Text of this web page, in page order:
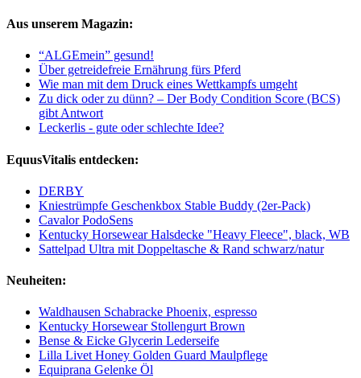
Aus unserem Magazin:
“ALGEmein” gesund!
Über getreidefreie Ernährung fürs Pferd
Wie man mit dem Druck eines Wettkampfs umgeht
Zu dick oder zu dünn? – Der Body Condition Score (BCS)
gibt Antwort
Leckerlis - gute oder schlechte Idee?
EquusVitalis entdecken:
DERBY
Kniestrümpfe Geschenkbox Stable Buddy (2er-Pack)
Cavalor PodoSens
Kentucky Horsewear Halsdecke "Heavy Fleece", black, WB
Sattelpad Ultra mit Doppeltasche & Rand schwarz/natur
Neuheiten:
Waldhausen Schabracke Phoenix, espresso
Kentucky Horsewear Stollengurt Brown
Bense & Eicke Glycerin Lederseife
Lilla Livet Honey Golden Guard Maulpflege
Equiprana Gelenke Öl